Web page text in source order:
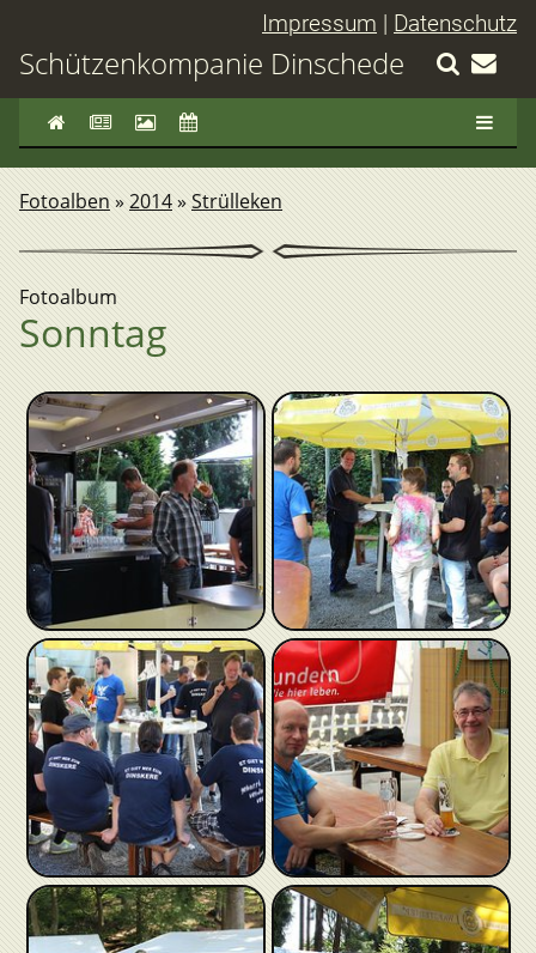
Impressum | Datenschutz
Schützenkompanie Dinschede
Fotoalben » 2014»Strülleken
Fotoalbum
Sonntag